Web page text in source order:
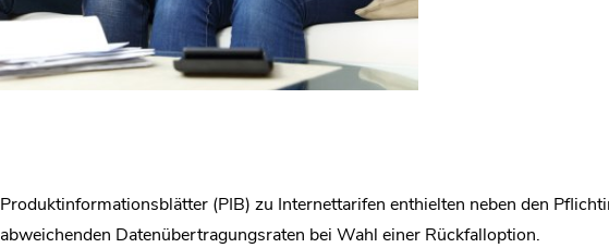
Produktinformationsblätter (PIB) zu Internettarifen enthielten neben den
abweichenden Datenübertragungsraten bei Wahl einer Rückfalloption.